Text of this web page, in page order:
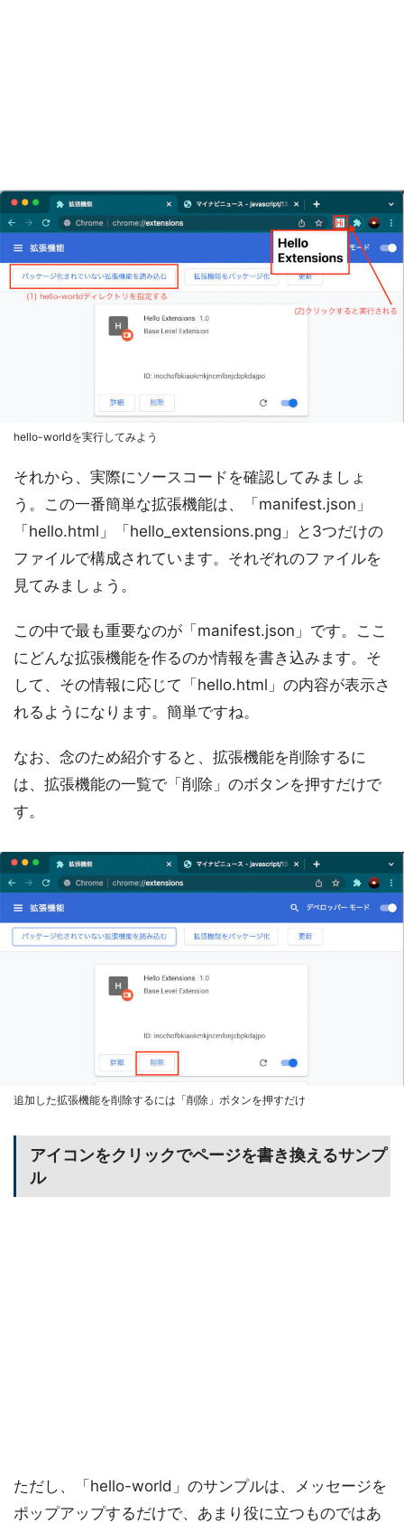
hello-worldを実行してみよう
それから、実際にソースコードを確認してみましょ
う。この一番簡単な拡張機能は、「manifest.json」
「hello.html」「hello_extensions.png」と3つだけの
ファイルで構成されています。それぞれのファイルを
見てみましょう。
この中で最も重要なのが「manifest.json」です。ここ
にどんな拡張機能を作るのか情報を書き込みます。そ
して、その情報に応じて「hello.html」の内容が表示さ
れるようになります。簡単ですね。
なお、念のため紹介すると、拡張機能を削除するに
は、拡張機能の一覧で「削除」のボタンを押すだけで
す。
追加した拡張機能を削除するには「削除」ボタンを押すだけ
アイコンをクリックでページを書き換えるサンプ
ル
ただし、「hello-world」のサンプルは、メッセージを
ポップアップするだけで、あまり役に立つものではあ